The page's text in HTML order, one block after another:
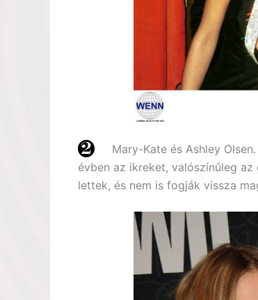
Mary-Kate és Ashley
évben az ikreket, valószínűleg
lettek, és nem is fogják vissza